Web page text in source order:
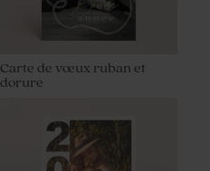
Carte de vœux ruban et
dorure